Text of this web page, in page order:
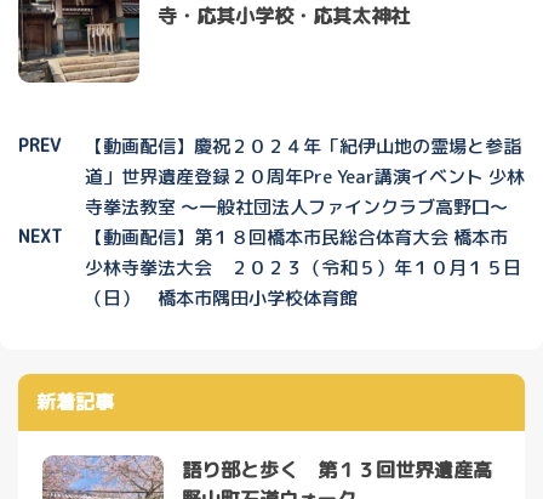
寺・応其小学校・応其太神社
PREV
【動画配信】慶祝２０２４年「紀伊山地の霊場と参詣
道」世界遺産登録２０周年Pre Year講演イベント 少林
寺拳法教室 ～一般社団法人ファインクラブ高野口～
NEXT
【動画配信】第１８回橋本市民総合体育大会 橋本市
少林寺拳法大会 ２０２３（令和５）年１０月１５日
（日） 橋本市隅田小学校体育館
新着記事
語り部と歩く 第１３回世界遺産高